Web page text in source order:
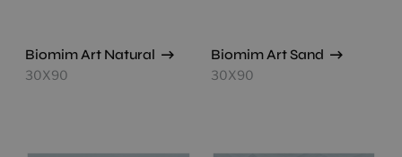
Biomim Art Natural
30X90
Biomim Art Sand
30X90